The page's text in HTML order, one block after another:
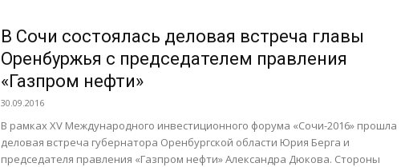
В Сочи состоялась деловая встреча главы
Оренбуржья с председателем правления
«Газпром нефти»
30.09.2016
В рамках XV Международного инвестиционного форума «Сочи-2016» прошла
деловая встреча губернатора Оренбургской области Юрия Берга и
председателя правления «Газпром нефти» Александра Дюкова. Стороны